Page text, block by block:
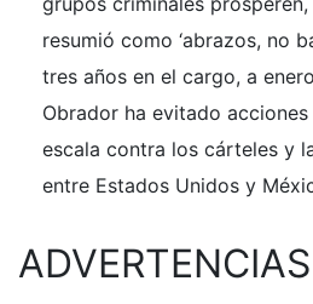
resumió como ‘abrazos, no
tres años en el cargo, a
Obrador ha evitado
escala contra los cárteles y
entre Estados Unidos y
ADVERTENCIAS